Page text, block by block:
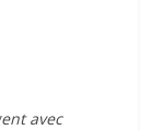
avec